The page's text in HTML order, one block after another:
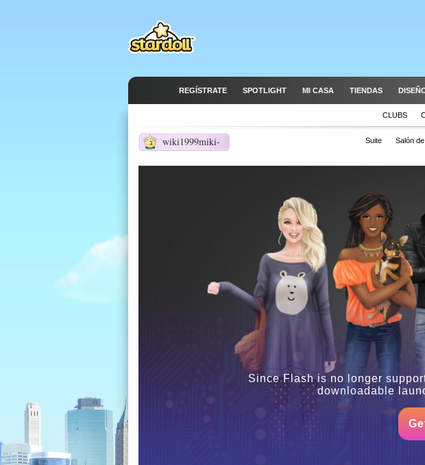
REGÍSTRATE SPOTLIGHT MI CASA TIENDAS
CLUBS
wiki1999miki-
3 Suite Salón
Since Flash is no longer
downloadable